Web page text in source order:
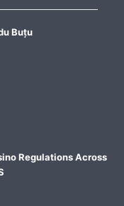
Buțu
Regulations Across